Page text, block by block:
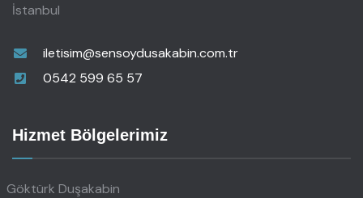
İstanbul
iletisim@sensoydusakabin.com.tr
0542 599 65 57
Hizmet Bölgelerimiz
Göktürk Duşakabin